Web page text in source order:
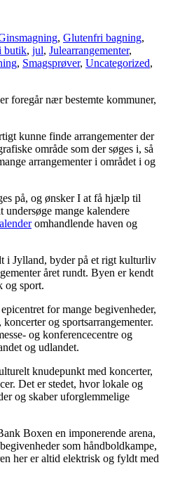
, Glutenfri bagning,
butik, jul, Julearrangementer,
, Smagsprøver, Uncategorized,
foregår nær bestemte kommuner,
kunne finde arrangementer der
område som der søges i, så
arrangementer i området i og
på, og ønsker I at få hjælp til
undersøge mange kalendere
omhandlende haven og
i Jylland, byder på et rigt kulturliv
året rundt. Byen er kendt
og sport.
for mange begivenheder,
og sportsarrangementer.
og konferencecentre og
og udlandet.
knudepunkt med koncerter,
Det er stedet, hvor lokale og
og skaber uforglemmelige
Boxen en imponerende arena,
som håndboldkampe,
her er altid elektrisk og fyldt med